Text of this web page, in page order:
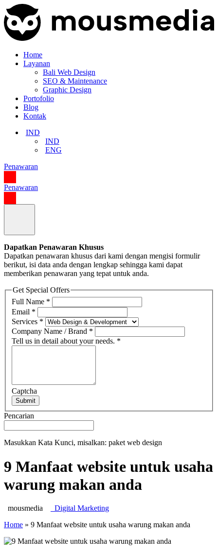
Home
Layanan
Bali Web Design
SEO & Maintenance
Graphic Design
Portofolio
Blog
Kontak
IND
IND
ENG
Penawaran
Penawaran
Dapatkan Penawaran Khusus
Dapatkan penawaran khusus dari kami dengan mengisi formulir
berikut, isi data anda dengan lengkap sehingga kami dapat
memberikan penawaran yang tepat untuk anda.
Get Special Offers
Full Name *
Email *
Services *
Company Name / Brand *
Tell us in detail about your needs. *
Captcha
Submit
Pencarian
Masukkan Kata Kunci, misalkan: paket web design
9 Manfaat website untuk usaha
warung makan anda
mousmedia
Digital Marketing
Home » 9 Manfaat website untuk usaha warung makan anda